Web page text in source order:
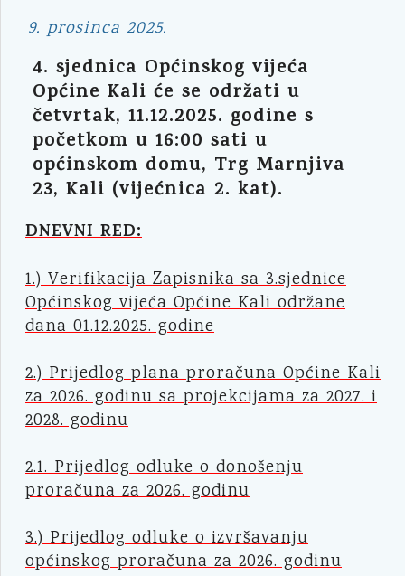
9. prosinca 2025.
4. sjednica Općinskog vijeća
Općine Kali će se održati u
četvrtak, 11.12.2025. godine s
početkom u 16:00 sati u
općinskom domu, Trg Marnjiva
23, Kali (vijećnica 2. kat).
DNEVNI RED:
1.) Verifikacija Zapisnika sa 3.sjednice
Općinskog vijeća Općine Kali održane
dana 01.12.2025. godine
2.) Prijedlog plana proračuna Općine Kali
za 2026. godinu sa projekcijama za 2027. i
2028. godinu
2.1. Prijedlog odluke o donošenju
proračuna za 2026. godinu
3.) Prijedlog odluke o izvršavanju
općinskog proračuna za 2026. godinu